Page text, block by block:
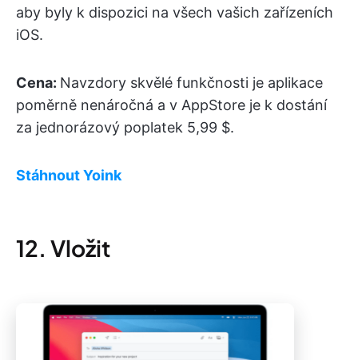
aby byly k dispozici na všech vašich zařízeních
iOS.
Cena: Navzdory skvělé funkčnosti je aplikace
poměrně nenáročná a v AppStore je k dostání
za jednorázový poplatek 5,99 $.
Stáhnout Yoink
12. Vložit